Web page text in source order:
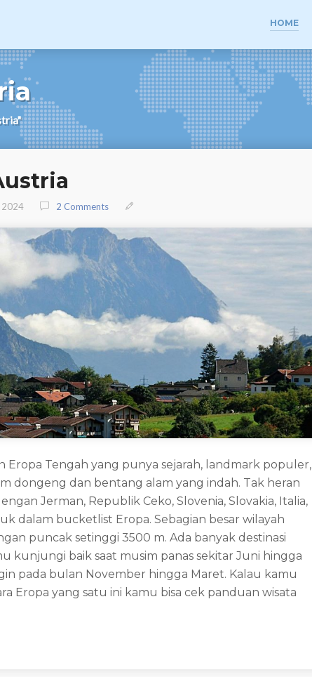
HOME
2024 2 Comments
Eropa Tengah yang punya sejarah, landmark populer,
dongeng dan bentang alam yang indah. Tak heran
Jerman, Republik Ceko, Slovenia, Slovakia, Italia,
dalam bucketlist Eropa. Sebagian besar wilayah
puncak setinggi 3500 m. Ada banyak destinasi
kunjungi baik saat musim panas sekitar Juni hingga
pada bulan November hingga Maret. Kalau kamu
Eropa yang satu ini kamu bisa cek panduan wisata